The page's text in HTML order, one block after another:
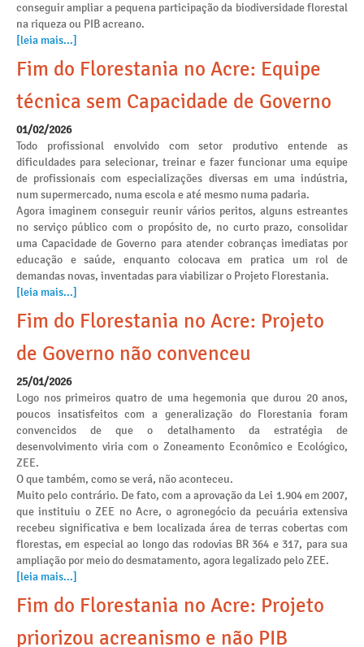
conseguir ampliar a pequena participação da biodiversidade florestal
na riqueza ou PIB acreano.
[leia mais...]
Fim do Florestania no Acre: Equipe
técnica sem Capacidade de Governo
01/02/2026
Todo profissional envolvido com setor produtivo entende as
dificuldades para selecionar, treinar e fazer funcionar uma equipe
de profissionais com especializações diversas em uma indústria,
num supermercado, numa escola e até mesmo numa padaria.
Agora imaginem conseguir reunir vários peritos, alguns estreantes
no serviço público com o propósito de, no curto prazo, consolidar
uma Capacidade de Governo para atender cobranças imediatas por
educação e saúde, enquanto colocava em pratica um rol de
demandas novas, inventadas para viabilizar o Projeto Florestania.
[leia mais...]
Fim do Florestania no Acre: Projeto
de Governo não convenceu
25/01/2026
Logo nos primeiros quatro de uma hegemonia que durou 20 anos,
poucos insatisfeitos com a generalização do Florestania foram
convencidos de que o detalhamento da estratégia de
desenvolvimento viria com o Zoneamento Econômico e Ecológico,
ZEE.
O que também, como se verá, não aconteceu.
Muito pelo contrário. De fato, com a aprovação da Lei 1.904 em 2007,
que instituiu o ZEE no Acre, o agronegócio da pecuária extensiva
recebeu significativa e bem localizada área de terras cobertas com
florestas, em especial ao longo das rodovias BR 364 e 317, para sua
ampliação por meio do desmatamento, agora legalizado pelo ZEE.
[leia mais...]
Fim do Florestania no Acre: Projeto
priorizou acreanismo e não PIB